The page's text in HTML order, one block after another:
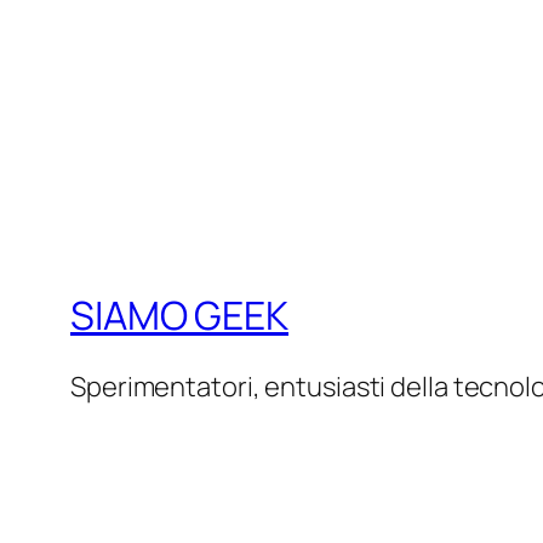
SIAMO GEEK
Sperimentatori, entusiasti della